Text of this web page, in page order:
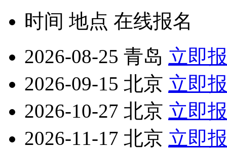
时间 地点 在线报名
2026-08-25 青岛 立即
2026-09-15 北京 立即
2026-10-27 北京 立即
2026-11-17 北京 立即